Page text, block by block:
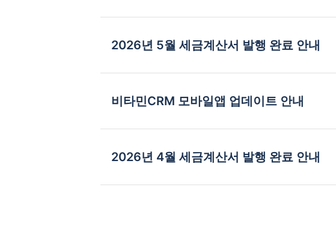
2026년 5월 세금계산서 발행 완료 안내
비타민CRM 모바일앱 업데이트 안내
2026년 4월 세금계산서 발행 완료 안내